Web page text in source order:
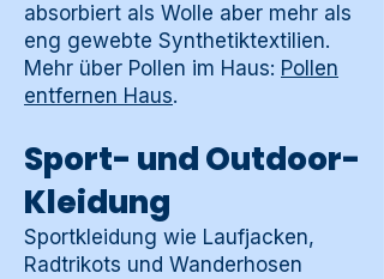
absorbiert als Wolle aber mehr als
eng gewebte Synthetiktextilien.
Mehr über Pollen im Haus: Pollen
entfernen Haus.
Sport- und Outdoor-
Kleidung
Sportkleidung wie Laufjacken,
Radtrikots und Wanderhosen